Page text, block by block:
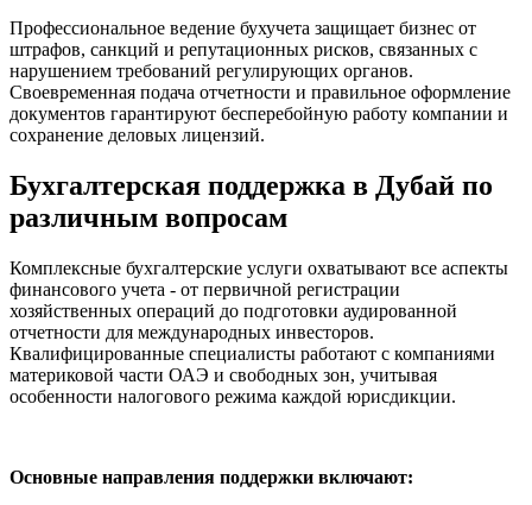
Профессиональное ведение бухучета защищает бизнес от
штрафов, санкций и репутационных рисков, связанных с
нарушением требований регулирующих органов.
Своевременная подача отчетности и правильное оформление
документов гарантируют бесперебойную работу компании и
сохранение деловых лицензий.
Бухгалтерская поддержка в Дубай по
различным вопросам
Комплексные бухгалтерские услуги охватывают все аспекты
финансового учета - от первичной регистрации
хозяйственных операций до подготовки аудированной
отчетности для международных инвесторов.
Квалифицированные специалисты работают с компаниями
материковой части ОАЭ и свободных зон, учитывая
особенности налогового режима каждой юрисдикции.
Основные направления поддержки включают: